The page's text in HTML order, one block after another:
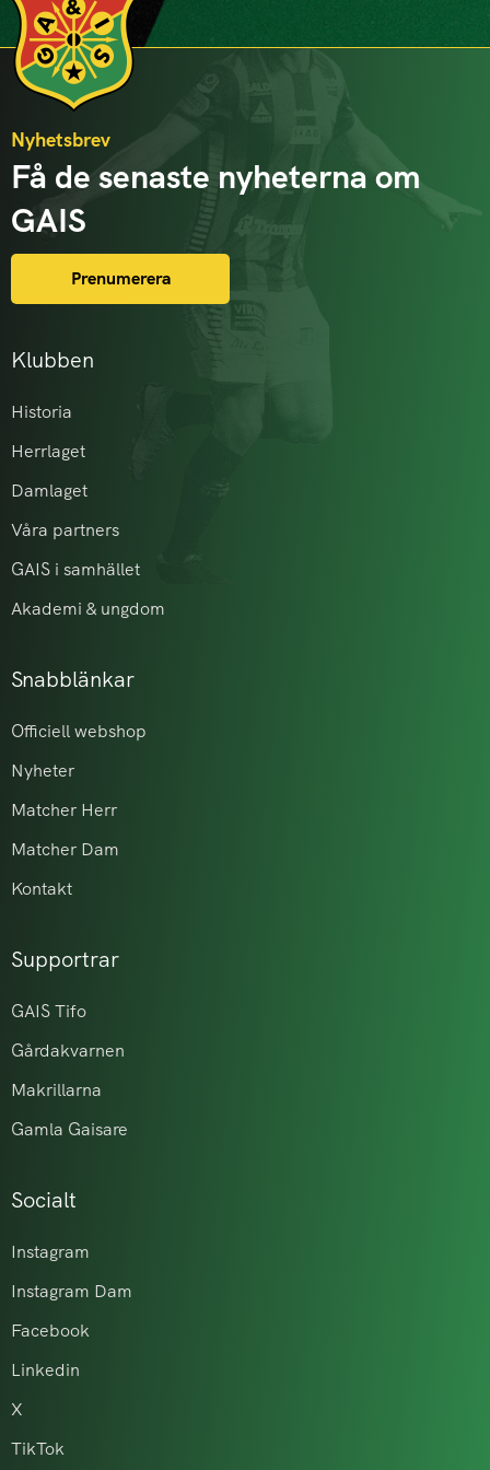
Klubben
Historia
Herrlaget
Damlaget
Våra partners
GAIS i samhället
Akademi & ungdom
Snabblänkar
Officiell webshop
Nyheter
Matcher Herr
Matcher Dam
Kontakt
Supportrar
GAIS Tifo
Gårdakvarnen
Makrillarna
Gamla Gaisare
Socialt
Instagram
Instagram Dam
Facebook
Linkedin
X
TikTok
Nyhetsbrev
Få de senaste nyheterna om
GAIS
Prenumerera